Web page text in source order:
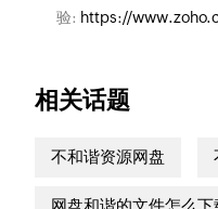
验: https://
相关话题
不和谐资源网盘